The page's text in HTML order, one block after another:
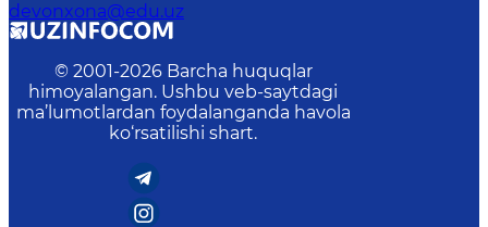
devonxona@edu.uz
© 2001-2026 Barcha huquqlar
himoyalangan. Ushbu veb-saytdagi
ma’lumotlardan foydalanganda havola
ko‘rsatilishi shart.